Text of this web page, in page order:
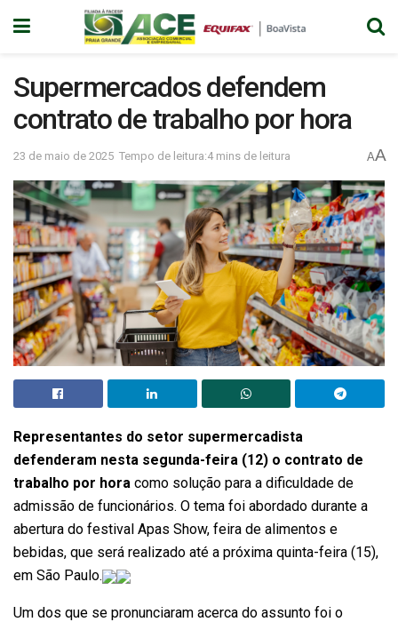
Supermercados defendem
contrato de trabalho por hora
23 de maio de 2025 Tempo de leitura:4 mins de leitura AA
Representantes do setor supermercadista
defenderam nesta segunda-feira (12) o contrato de
trabalho por hora como solução para a dificuldade de
admissão de funcionários. O tema foi abordado durante a
abertura do festival Apas Show, feira de alimentos e
bebidas, que será realizado até a próxima quinta-feira (15),
em São Paulo.
Um dos que se pronunciaram acerca do assunto foi o